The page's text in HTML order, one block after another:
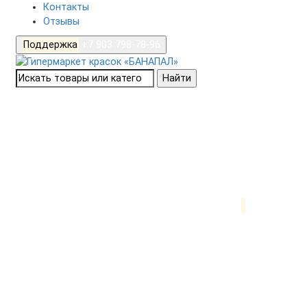
Контакты
Отзывы
Поддержка
Найти